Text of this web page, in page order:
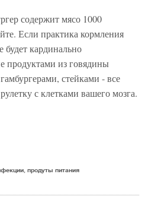
содержит мясо 1000
Если практика кормления
будет кардинально
продуктами из говядины
стейками - все
с клетками вашего мозга.
продуты питания